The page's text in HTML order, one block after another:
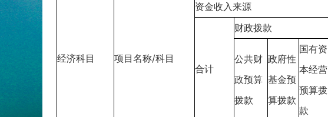
经济科目 项目名称/科目
资金收入来源
合计
财政拨款
公共财
政预算
拨款
政府性
基金预
算拨款
国有资
本经营
预算拨
款